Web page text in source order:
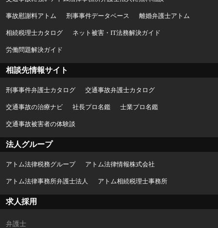
事故慰謝料アトム 刑事事件データベース 離婚弁護士アトム
相続税理士カタログ ネット被害・IT法務解決ガイド
労働問題解決ガイド
相談先情報サイト
刑事事件弁護士カタログ 交通事故弁護士カタログ
交通事故の治療ナビ 社長プロ名鑑 士業プロ名鑑
交通事故被害者の体験談
法人グループ
アトム法律税務グループ アトム法律情報株式会社
アトム法律事務所弁護士法人 アトム相続税理士事務所
求人採用
弁護士